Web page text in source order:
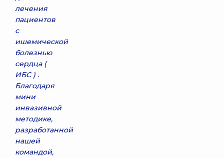
лечения
пациентов
с
ишемической
болезнью
сердца (
ИБС ) .
Благодаря
мини
инвазивной
методике,
разработанной
нашей
командой,